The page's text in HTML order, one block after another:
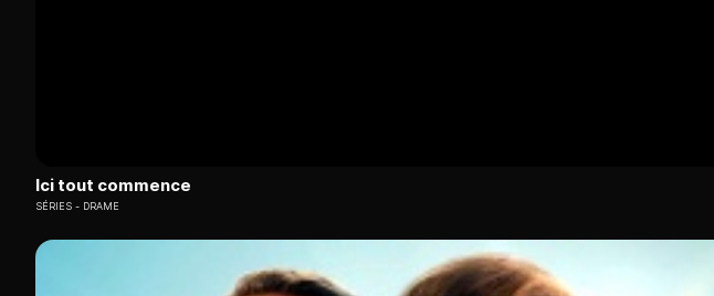
Ici tout commence
SÉRIES DRAME